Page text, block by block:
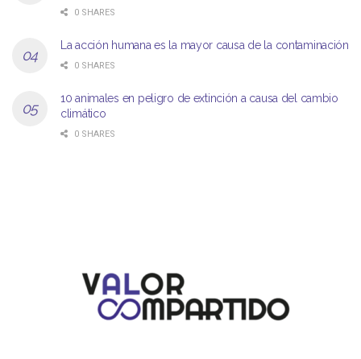
0 SHARES
La acción humana es la mayor causa de la contaminación
0 SHARES
10 animales en peligro de extinción a causa del cambio
climático
0 SHARES